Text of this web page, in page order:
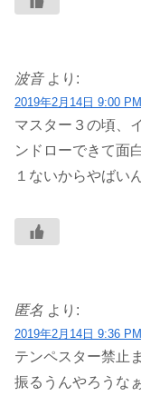
波音 より:
2019年2月14日 9:00 PM
マスター３の頃、
ンドローできて面
１ないからやばい
匿名 より:
2019年2月14日 9:36 PM
テンペスター禁止
振るうんやろうな